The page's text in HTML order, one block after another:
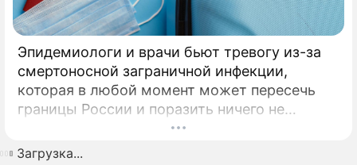
Эпидемиологи и врачи бьют тревогу из-за
смертоносной заграничной инфекции,
которая в любой момент может пересечь
границы России и поразить ничего не
подозревающих граждан. Россию
предупредили о реальной и крайне опасной
Загрузка...